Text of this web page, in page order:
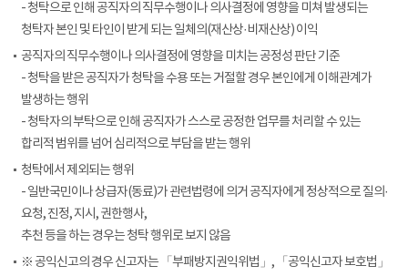
- 청탁으로 인해 공직자의 직무수행이나 의사결정에 영향을 미쳐 발생되는
청탁자 본인 및 타인이 받게 되는 일체의(재산상·비재산상) 이익
공직자의 직무수행이나 의사결정에 영향을 미치는 공정성 판단 기준
- 청탁을 받은 공직자가 청탁을 수용 또는 거절할 경우 본인에게 이해관계가
발생하는 행위
- 청탁자의 부탁으로 인해 공직자가 스스로 공정한 업무를 처리할 수 있는
합리적 범위를 넘어 심리적으로 부담을 받는 행위
청탁에서 제외되는 행위
- 일반국민이나 상급자(동료)가 관련법령에 의거 공직자에게 정상적으로 질의·
요청, 진정, 지시, 권한행사,
추천 등을 하는 경우는 청탁 행위로 보지 않음
※ 공익신고의 경우 신고자는 「부패방지권익위법」, 「공익신고자 보호법」